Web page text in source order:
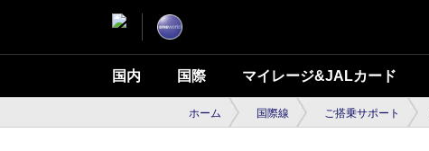
国内 国際 マイレージ&JALカード
ホーム 国際線 ご搭乗サポート